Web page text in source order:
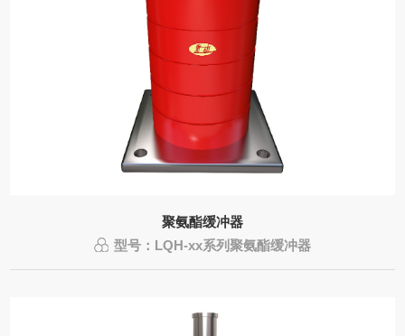
聚氨酯缓冲器
型号：LQH-xx系列聚氨酯缓冲器